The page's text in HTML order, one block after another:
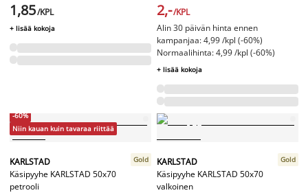
1,85/KPL
+ lisää kokoja
2,-/KPL
Alin 30 päivän hinta ennen
kampanjaa: 4,99 /kpl (-60%)
Normaalihinta: 4,99 /kpl (-60%)
+ lisää kokoja
-60%
Niin kauan kuin tavaraa riittää
KARLSTAD
Käsipyyhe KARLSTAD 50x70
petrooli
Gold
KARLSTAD
Käsipyyhe KARLSTAD 50x70
valkoinen
Gold